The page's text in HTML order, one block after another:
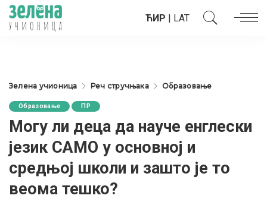
ЋИР | LAT
Зелена учионица Реч стручњака Образовање
Образовање ПР
Могу ли деца да науче енглески
језик САМО у основној и
средњој школи и зашто је то
веома тешко?